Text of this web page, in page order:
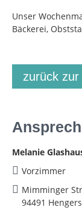
Unser
Bäckerei,
zurück
Melanie
Vorzimmer
Mimminger
94491